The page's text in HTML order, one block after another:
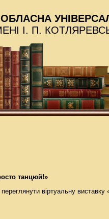
І. П.
танцюй!»
переглянути віртуальну